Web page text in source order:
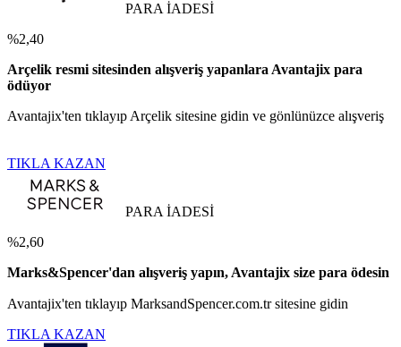
PARA İADESİ
%2,40
Arçelik resmi sitesinden alışveriş yapanlara Avantajix para
ödüyor
Avantajix'ten tıklayıp Arçelik sitesine gidin ve gönlünüzce alışveriş
TIKLA KAZAN
PARA İADESİ
%2,60
Marks&Spencer'dan alışveriş yapın, Avantajix size para ödesin
Avantajix'ten tıklayıp MarksandSpencer.com.tr sitesine gidin
TIKLA KAZAN